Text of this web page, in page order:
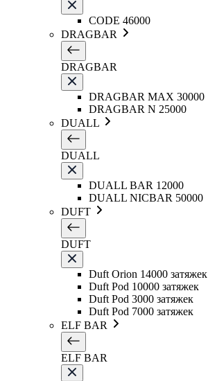
CODE 46000
DRAGBAR
DRAGBAR
DRAGBAR MAX 30000
DRAGBAR N 25000
DUALL
DUALL
DUALL BAR 12000
DUALL NICBAR 50000
DUFT
DUFT
Duft Orion 14000 затяжек
Duft Pod 10000 затяжек
Duft Pod 3000 затяжек
Duft Pod 7000 затяжек
ELF BAR
ELF BAR